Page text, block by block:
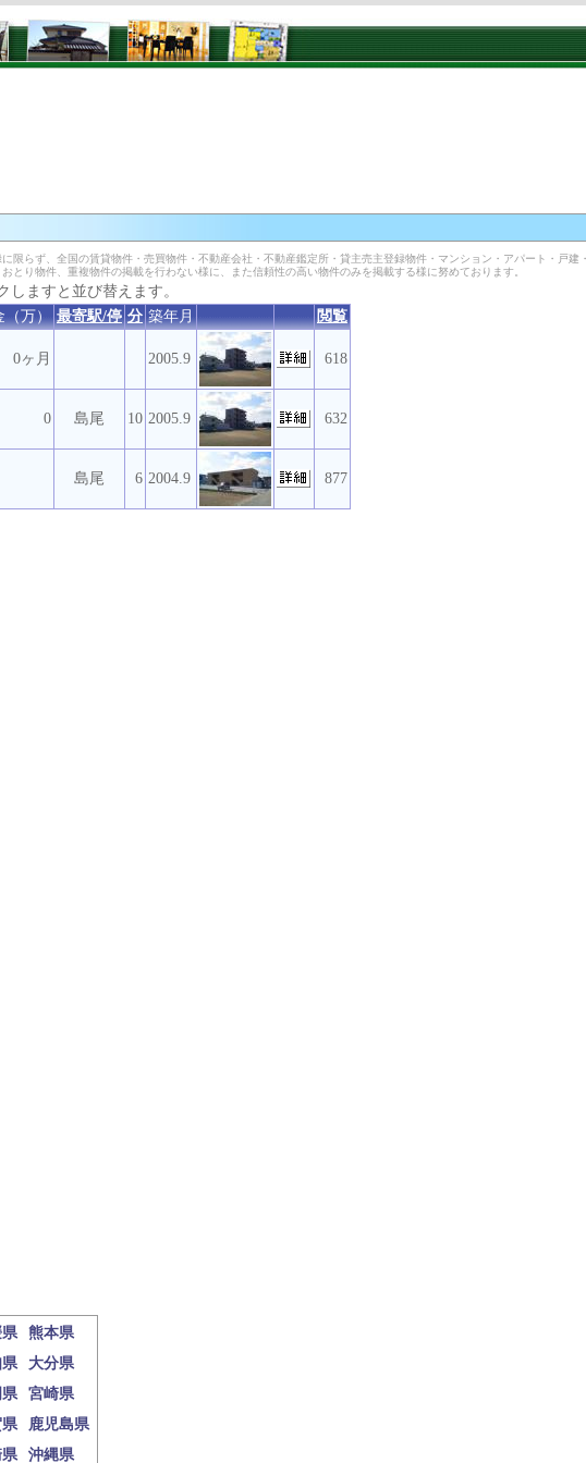
らず、全国の賃貸物件・売買物件・不動産会社・不動産鑑定所・貸主売主登録物件・マンション・アパート・戸建
り物件、重複物件の掲載を行わない様に、また信頼性の高い物件のみを掲載する様に努めております。
ますと並び替えます。
万）
最寄駅/停 分 築年月 閲覧
0ヶ月 2005.9 618
0 島尾 10 2005.9 632
島尾 6 2004.9 877
熊本県
大分県
宮崎県
鹿児島県
沖縄県